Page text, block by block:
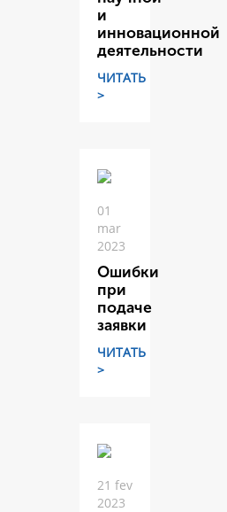
и
инновационной
деятельности
ЧИТАТЬ
>
01
mar
2023
Ошибки
при
подаче
заявки
ЧИТАТЬ
>
21 fev
2023